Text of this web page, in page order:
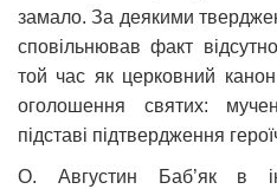
замало. За деякими
сповільнював факт
той час як церковний
оголошення святих:
підставі підтвердження
О. Августин Баб’як в